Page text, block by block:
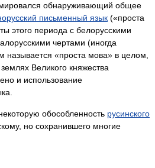
обнаруживающий общее
письменный язык («проста
этого периода с белорусскими
чертами (иногда
называется «проста мова» в целом,
Великого княжества
и использование
обособленность русинского
но сохранившего многие